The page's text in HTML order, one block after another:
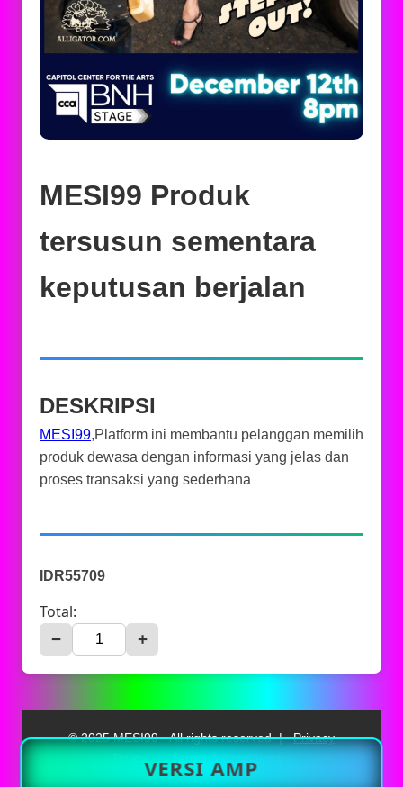
MESI99 Produk
tersusun sementara
keputusan berjalan
DESKRIPSI
MESI99,Platform ini membantu pelanggan memilih
produk dewasa dengan informasi yang jelas dan
proses transaksi yang sederhana
IDR55709
Total:
− +
VERSI AMP
© 2025 MESI99 - All rights reserved. | Privacy